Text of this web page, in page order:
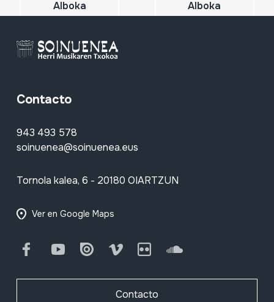
Alboka Alboka
Contacto
943 493 578
soinuenea@soinuenea.eus
Tornola kalea, 6 - 20180 OIARTZUN
Ver en Google Maps
FacebookYoutube Issuu Vimeo Flickr SoundCloud
Contacto